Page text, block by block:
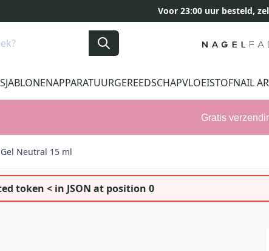
Voor 23:00 uur besteld,
APPARATUURGEREEDSCHAPVLOEISTOFNAIL
Gratis
Neutral 15 ml
token < in JSON at position 0